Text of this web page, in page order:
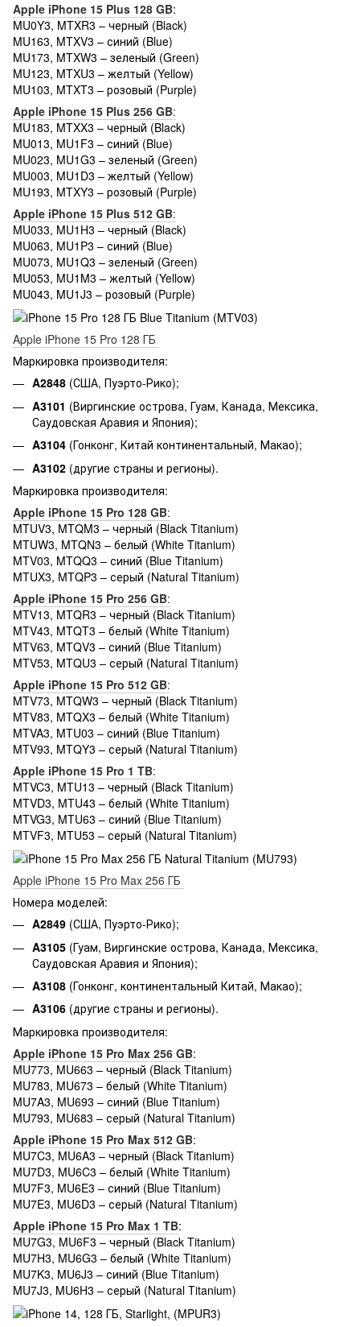
Apple iPhone 15 Plus 128 GB:
MU0Y3, MTXR3 – черный (Black)
MU163, MTXV3 – синий (Blue)
MU173, MTXW3 – зеленый (Green)
MU123, MTXU3 – желтый (Yellow)
MU103, MTXT3 – розовый (Purple)
Apple iPhone 15 Plus 256 GB:
MU183, MTXX3 – черный (Black)
MU013, MU1F3 – синий (Blue)
MU023, MU1G3 – зеленый (Green)
MU003, MU1D3 – желтый (Yellow)
MU193, MTXY3 – розовый (Purple)
Apple iPhone 15 Plus 512 GB:
MU033, MU1H3 – черный (Black)
MU063, MU1P3 – синий (Blue)
MU073, MU1Q3 – зеленый (Green)
MU053, MU1M3 – желтый (Yellow)
MU043, MU1J3 – розовый (Purple)
Apple iPhone 15 Pro 128 ГБ
Маркировка производителя:
A2848 (США, Пуэрто-Рико);
A3101 (Виргинские острова, Гуам, Канада, Мексика,
Саудовская Аравия и Япония);
A3104 (Гонконг, Китай континентальный, Макао);
A3102 (другие страны и регионы).
Маркировка производителя:
Apple iPhone 15 Pro 128 GB:
MTUV3, MTQM3 – черный (Black Titanium)
MTUW3, MTQN3 – белый (White Titanium)
MTV03, MTQQ3 – синий (Blue Titanium)
MTUX3, MTQP3 – серый (Natural Titanium)
Apple iPhone 15 Pro 256 GB:
MTV13, MTQR3 – черный (Black Titanium)
MTV43, MTQT3 – белый (White Titanium)
MTV63, MTQV3 – синий (Blue Titanium)
MTV53, MTQU3 – серый (Natural Titanium)
Apple iPhone 15 Pro 512 GB:
MTV73, MTQW3 – черный (Black Titanium)
MTV83, MTQX3 – белый (White Titanium)
MTVA3, MTU03 – синий (Blue Titanium)
MTV93, MTQY3 – серый (Natural Titanium)
Apple iPhone 15 Pro 1 TB:
MTVC3, MTU13 – черный (Black Titanium)
MTVD3, MTU43 – белый (White Titanium)
MTVG3, MTU63 – синий (Blue Titanium)
MTVF3, MTU53 – серый (Natural Titanium)
Apple iPhone 15 Pro Max 256 ГБ
Номера моделей:
A2849 (США, Пуэрто-Рико);
A3105 (Гуам, Виргинские острова, Канада, Мексика,
Саудовская Аравия и Япония);
A3108 (Гонконг, континентальный Китай, Макао);
A3106 (другие страны и регионы).
Маркировка производителя:
Apple iPhone 15 Pro Max 256 GB:
MU773, MU663 – черный (Black Titanium)
MU783, MU673 – белый (White Titanium)
MU7A3, MU693 – синий (Blue Titanium)
MU793, MU683 – серый (Natural Titanium)
Apple iPhone 15 Pro Max 512 GB:
MU7C3, MU6A3 – черный (Black Titanium)
MU7D3, MU6C3 – белый (White Titanium)
MU7F3, MU6E3 – синий (Blue Titanium)
MU7E3, MU6D3 – серый (Natural Titanium)
Apple iPhone 15 Pro Max 1 TB:
MU7G3, MU6F3 – черный (Black Titanium)
MU7H3, MU6G3 – белый (White Titanium)
MU7K3, MU6J3 – синий (Blue Titanium)
MU7J3, MU6H3 – серый (Natural Titanium)